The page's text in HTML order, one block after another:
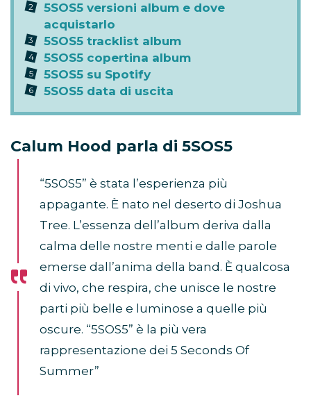
5SOS5 versioni album e dove
acquistarlo
5SOS5 tracklist album
5SOS5 copertina album
5SOS5 su Spotify
5SOS5 data di uscita
Calum Hood parla di 5SOS5
“5SOS5” è stata l’esperienza più
appagante. È nato nel deserto di Joshua
Tree. L’essenza dell’album deriva dalla
calma delle nostre menti e dalle parole
emerse dall’anima della band. È qualcosa
di vivo, che respira, che unisce le nostre
parti più belle e luminose a quelle più
oscure. “5SOS5” è la più vera
rappresentazione dei 5 Seconds Of
Summer”